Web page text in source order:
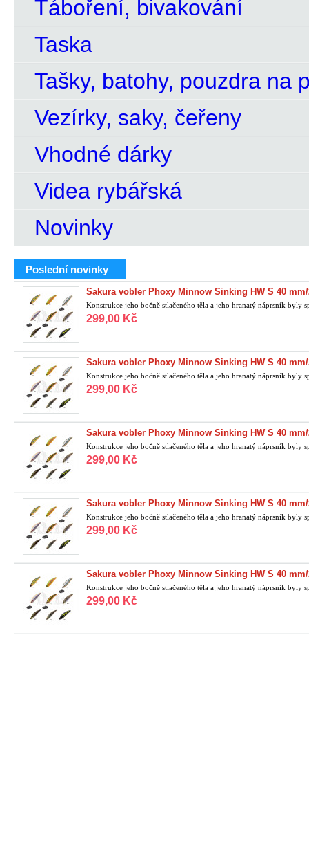
Táboření, bivakování
Taska
Tašky, batohy, pouzdra na
Vezírky, saky, čeřeny
Vhodné dárky
Videa rybářská
Novinky
Poslední novinky
Sakura vobler Phoxy Minnow Sinking HW S 40
Konstrukce jeho bočně stlačeného těla a jeho hranatý náprsník
299,00 Kč
Sakura vobler Phoxy Minnow Sinking HW S 40
Konstrukce jeho bočně stlačeného těla a jeho hranatý náprsník
299,00 Kč
Sakura vobler Phoxy Minnow Sinking HW S 40
Konstrukce jeho bočně stlačeného těla a jeho hranatý náprsník
299,00 Kč
Sakura vobler Phoxy Minnow Sinking HW S 40
Konstrukce jeho bočně stlačeného těla a jeho hranatý náprsník
299,00 Kč
Sakura vobler Phoxy Minnow Sinking HW S 40
Konstrukce jeho bočně stlačeného těla a jeho hranatý náprsník
299,00 Kč